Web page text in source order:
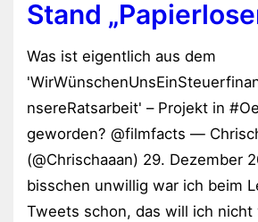
es
Stand
Was ist eigentlich aus dem
nsereRatsarbeit' – Projekt in
geworden? @filmfacts —
(@Chrischaaan) 29. Dezember
bisschen unwillig war ich beim
Tweets schon, das will ich nicht